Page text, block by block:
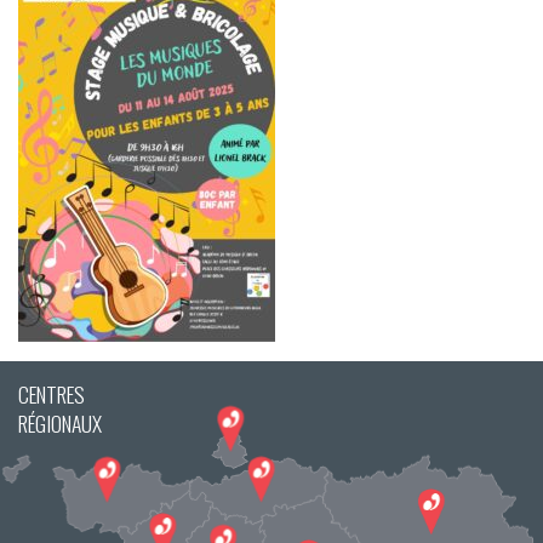
CENTRES
RÉGIONAUX